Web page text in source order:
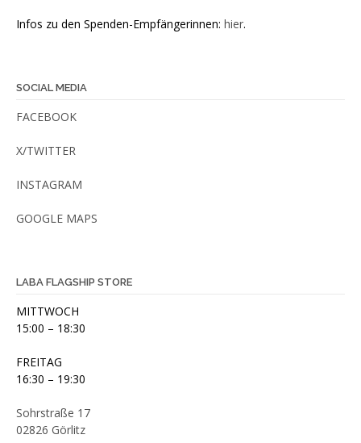
Infos zu den Spenden-Empfängerinnen: hier.
SOCIAL MEDIA
FACEBOOK
X/TWITTER
INSTAGRAM
GOOGLE MAPS
LABA FLAGSHIP STORE
MITTWOCH
15:00 – 18:30
FREITAG
16:30 – 19:30
Sohrstraße 17
02826 Görlitz